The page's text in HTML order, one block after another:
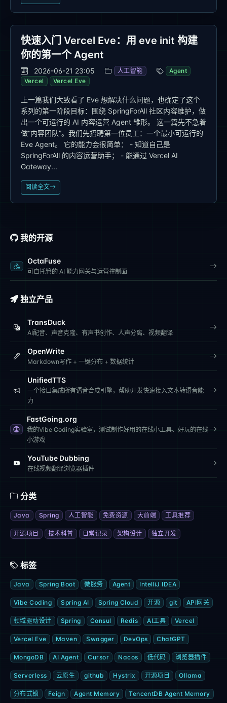
快速入门 Vercel Eve：用 eve init 构建
你的第一个 Agent
2026-06-21 23:05 人工智能
Agent
Vercel
Vercel Eve
上一篇我们大致看了 Eve 想解决什么问题，也确定了这个
系列的第一阶段目标：围绕 SpringForAll 社区内容维护，做
出一个可运行的 AI 内容运营 Agent 雏形。 这一篇先不急着
做“内容团队”。我们先招聘第一位员工：一个最小可运行的
Eve Agent。 它的能力会很简单： - 知道自己是
SpringForAll 的内容运营助手； - 能通过 Vercel AI
Gateway...
阅读全文
我的开源
OctaFuse
可自托管的 AI 能力网关与运营控制面
独立产品
TransDuck
AI配音、声音克隆、有声书创作、人声分离、视频翻译
OpenWrite
Markdown写作 + 一键分布 + 数据统计
UnifiedTTS
一个接口集成所有语音合成引擎，帮助开发快速接入文本转语音能
力
FastGoing.org
我的Vibe Coding实验室，测试制作好用的在线小工具、好玩的在线
小游戏
YouTube Dubbing
在线视频翻译浏览器插件
分类
Java Spring 人工智能 免费资源 大前端 工具推荐
开源项目 技术科普 日常记录 架构设计 独立开发
标签
Java Spring Boot 微服务 Agent IntelliJ IDEA
Vibe Coding Spring AI Spring Cloud 开源 git API网关
领域驱动设计 Spring Consul Redis AI工具 Vercel
Vercel Eve Maven Swagger DevOps ChatGPT
MongoDB AI Agent Cursor Nacos 低代码 浏览器插件
Serverless 云原生 github Hystrix 开源项目 Ollama
分布式锁 Feign Agent Memory TencentDB Agent Memory